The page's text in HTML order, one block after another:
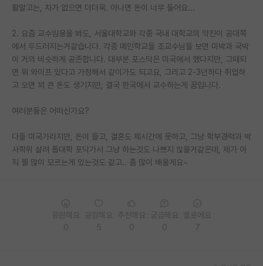
홍보 게시판
커리어
유학교육
이벤트
반도체 아카데미
활말고는, 차가 없으면 더더욱. 아니면 돈이 너무 들어요...
2. 요즘 교수임용을 봐도, 서울대학교와 각종 국내 대학교의 약진이 공대쪽
에서 두드러지는거같습니다. 각종 메인학교들 조교수님들 보면 미박과 국박
이 거의 비슷하게 공존합니다. 대부분 포스닥은 미국에서 했다지만, 그때되
면 뭐 와이프 있다고 가정해서 같이가도 되고요, 그리고 2-3년하다 취업하
고 오면 꾀 큰 돈도 생기지만, 결국 한국에서 교수하는게 꿈입니다.
여러분들은 어떠신가요?
다들 미국가라지만, 돈이 들고, 결혼도 제시간에 못하고, 그냥 학부경력과 박
사학위 살려 톱대학 포닥가서 그냥 하는것도 나쁘지 않을거같은데, 제가 아
직 뭘 많이 모르는게 있는것도 같고.. 좀 많이 배울게요~